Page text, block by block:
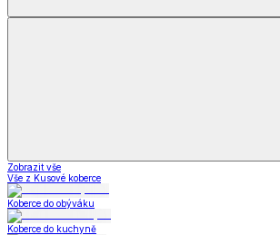
Zobrazit vše
Vše z Kusové koberce
Koberce do obýváku
Koberce do kuchyně